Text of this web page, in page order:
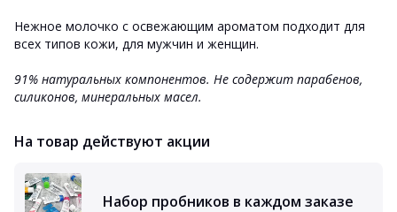
Нежное молочко с освежающим ароматом подходит для
всех типов кожи, для мужчин и женщин.
91% натуральных компонентов. Не содержит парабенов,
силиконов, минеральных масел.
На товар действуют акции
Набор пробников в каждом заказе